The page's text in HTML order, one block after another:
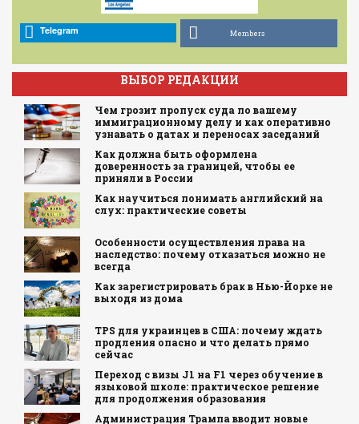
Telegram Members
ВЫБОР РЕДАКЦИИ
Чем грозит пропуск суда по вашему
иммиграционному делу и как оперативно
узнавать о датах и переносах заседаний
Как должна быть оформлена
доверенность за границей, чтобы ее
приняли в России
Как научиться понимать английский на
слух: практические советы
Особенности осуществления права на
наследство: почему отказаться можно не
всегда
Как зарегистрировать брак в Нью-Йорке не
выходя из дома
TPS для украинцев в США: почему ждать
продления опасно и что делать прямо
сейчас
Переход с визы J1 на F1 через обучение в
языковой школе: практическое решение
для продолжения образования
Администрация Трампа вводит новые